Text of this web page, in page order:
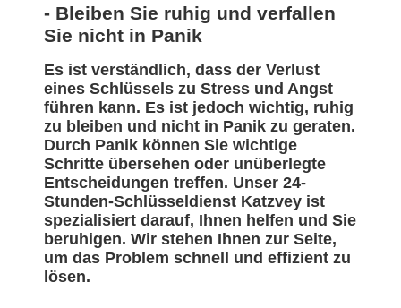
- Bleiben Sie ruhig und verfallen
Sie nicht in Panik
Es ist verständlich, dass der Verlust
eines Schlüssels zu Stress und Angst
führen kann. Es ist jedoch wichtig, ruhig
zu bleiben und nicht in Panik zu geraten.
Durch Panik können Sie wichtige
Schritte übersehen oder unüberlegte
Entscheidungen treffen. Unser 24-
Stunden-Schlüsseldienst Katzvey ist
spezialisiert darauf, Ihnen helfen und Sie
beruhigen. Wir stehen Ihnen zur Seite,
um das Problem schnell und effizient zu
lösen.